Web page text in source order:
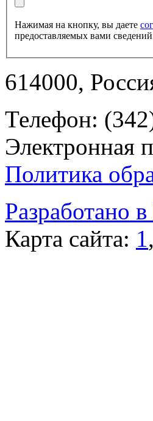
Нажимая на кнопку, вы даете
предоставляемых вами сведений
614000,
Телефон:
Электронная
Политика
Разработано в
Карта сайта: 1,